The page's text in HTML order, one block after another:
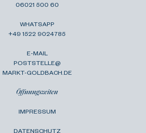
06021 500 60
WHATSAPP
+49 1522 9024785
E-MAIL
POSTSTELLE@
MARKT-GOLDBACH.DE
Öffnungszeiten
IMPRESSUM
DATENSCHUTZ